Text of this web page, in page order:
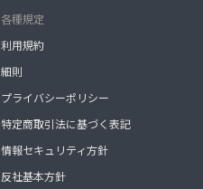
各種規定
利用規約
細則
プライバシーポリシー
特定商取引法に基づく表記
情報セキュリティ方針
反社基本方針